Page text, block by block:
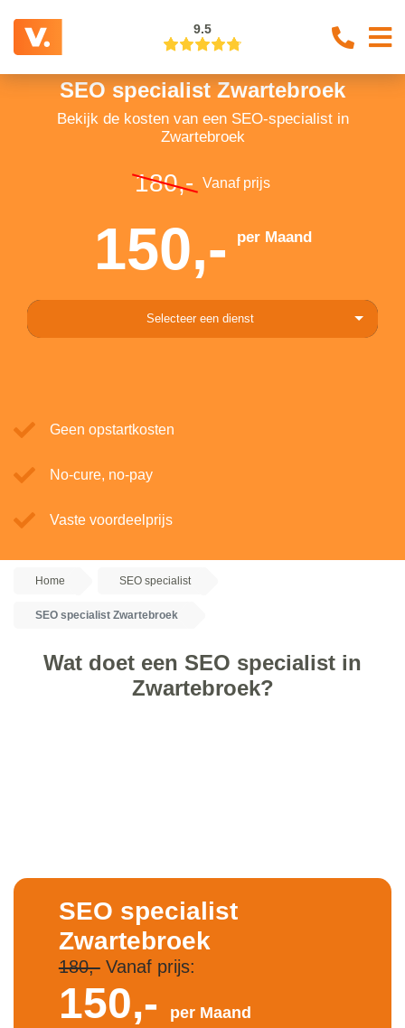
9.5
SEO specialist Zwartebroek
Bekijk de kosten van een SEO-specialist in
Zwartebroek
180,- Vanaf prijs
150,- per Maand
Selecteer een dienst
Geen opstartkosten
No-cure, no-pay
Vaste voordeelprijs
Home SEO specialist
SEO specialist Zwartebroek
Wat doet een SEO specialist in
Zwartebroek?
SEO specialist
Zwartebroek
180,-Vanaf prijs:
150,- per Maand